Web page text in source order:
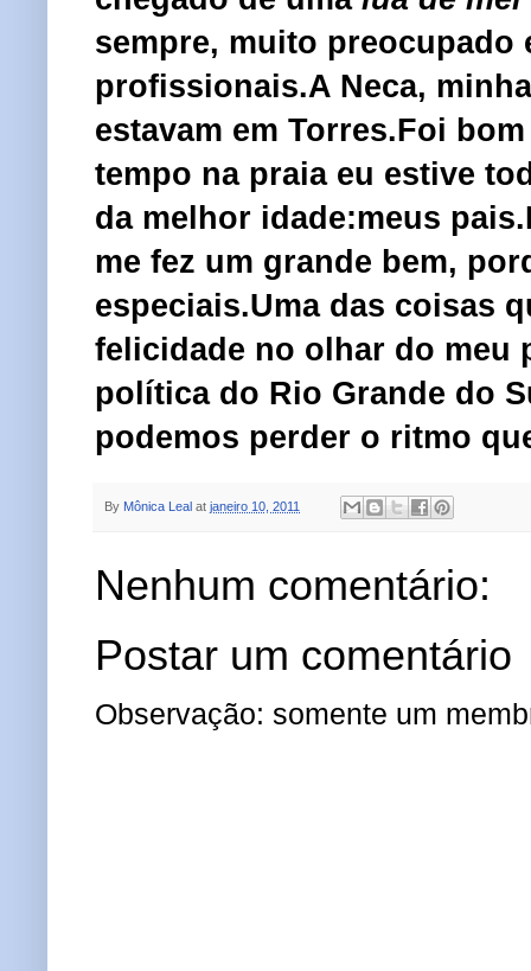
sempre, muito preocupado
profissionais.A Neca,
estavam em Torres.Foi
tempo na praia eu estive
da melhor idade:meus
me fez um grande bem,
especiais.Uma das coisas
felicidade no olhar do meu
política do Rio Grande do
podemos perder o ritmo
By Mônica Leal at janeiro 10, 2011
Nenhum comentário:
Postar um comentário
Observação: somente um